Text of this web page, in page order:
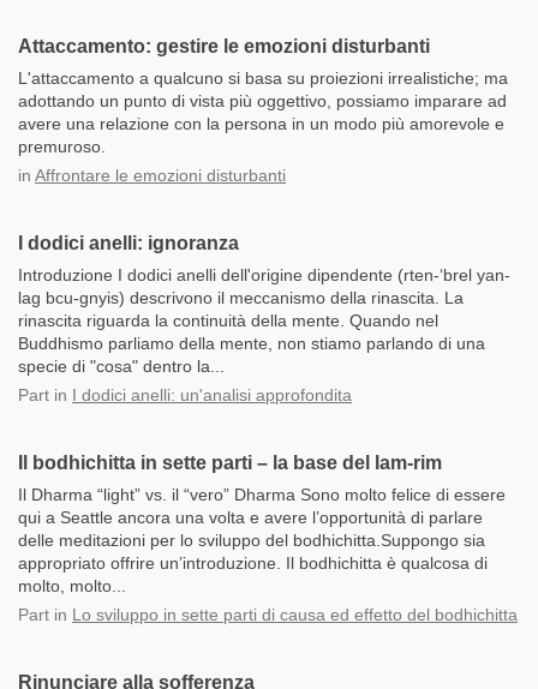
Attaccamento: gestire le emozioni disturbanti
L'attaccamento a qualcuno si basa su proiezioni irrealistiche; ma
adottando un punto di vista più oggettivo, possiamo imparare ad
avere una relazione con la persona in un modo più amorevole e
premuroso.
in Affrontare le emozioni disturbanti
I dodici anelli: ignoranza
Introduzione I dodici anelli dell'origine dipendente (rten-‘brel yan-
lag bcu-gnyis) descrivono il meccanismo della rinascita. La
rinascita riguarda la continuità della mente. Quando nel
Buddhismo parliamo della mente, non stiamo parlando di una
specie di "cosa" dentro la...
Part in I dodici anelli: un'analisi approfondita
Il bodhichitta in sette parti – la base del lam-rim
Il Dharma “light” vs. il “vero” Dharma Sono molto felice di essere
qui a Seattle ancora una volta e avere l’opportunità di parlare
delle meditazioni per lo sviluppo del bodhichitta.Suppongo sia
appropriato offrire un’introduzione. Il bodhichitta è qualcosa di
molto, molto...
Part in Lo sviluppo in sette parti di causa ed effetto del bodhichitta
Rinunciare alla sofferenza